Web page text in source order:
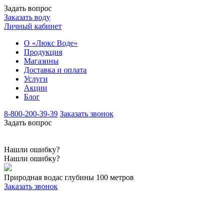
Задать вопрос
Заказать воду
Личный кабинет
О «Люкс Воде»
Продукция
Магазины
Доставка и оплата
Услуги
Акции
Блог
8-800-200-39-39 Заказать звонок
Задать вопрос
Нашли ошибку?
Нашли ошибку?
Природная водас глубины 100 метров
Заказать звонок